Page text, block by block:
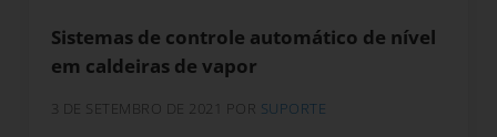
Sistemas de controle automático de nível
em caldeiras de vapor
3 DE SETEMBRO DE 2021 POR SUPORTE